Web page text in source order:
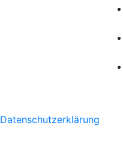
Datenschutzerklärung